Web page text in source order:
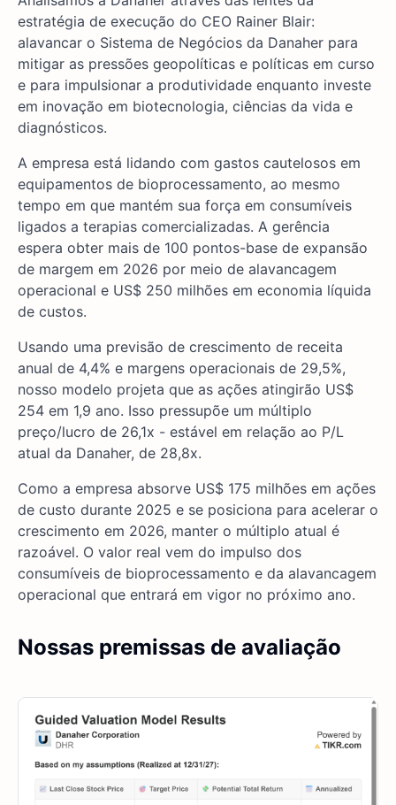
estratégia de execução do CEO Rainer Blair:
alavancar o Sistema de Negócios da Danaher para
mitigar as pressões geopolíticas e políticas em curso
e para impulsionar a produtividade enquanto investe
em inovação em biotecnologia, ciências da vida e
diagnósticos.
A empresa está lidando com gastos cautelosos em
equipamentos de bioprocessamento, ao mesmo
tempo em que mantém sua força em consumíveis
ligados a terapias comercializadas. A gerência
espera obter mais de 100 pontos-base de expansão
de margem em 2026 por meio de alavancagem
operacional e US$ 250 milhões em economia líquida
de custos.
Usando uma previsão de crescimento de receita
anual de 4,4% e margens operacionais de 29,5%,
nosso modelo projeta que as ações atingirão US$
254 em 1,9 ano. Isso pressupõe um múltiplo
preço/lucro de 26,1x - estável em relação ao P/L
atual da Danaher, de 28,8x.
Como a empresa absorve US$ 175 milhões em ações
de custo durante 2025 e se posiciona para acelerar o
crescimento em 2026, manter o múltiplo atual é
razoável. O valor real vem do impulso dos
consumíveis de bioprocessamento e da alavancagem
operacional que entrará em vigor no próximo ano.
Nossas premissas de avaliação